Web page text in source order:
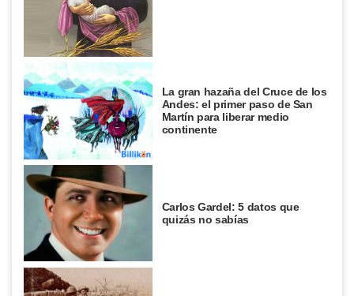
La gran hazaña del Cruce de los
Andes: el primer paso de San
Martín para liberar medio
continente
Carlos Gardel: 5 datos que
quizás no sabías